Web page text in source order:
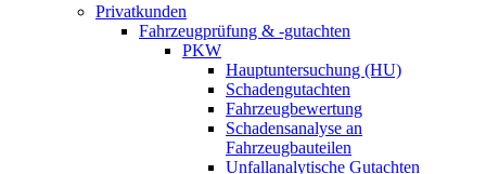
Privatkunden
Fahrzeugprüfung & -gutachten
PKW
Hauptuntersuchung (HU)
Schadengutachten
Fahrzeugbewertung
Schadensanalyse an
Fahrzeugbauteilen
Unfallanalytische Gutachten